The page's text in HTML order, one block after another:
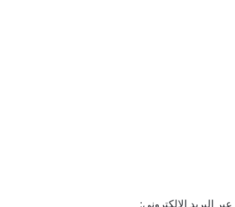
البريد الإلكتروني: